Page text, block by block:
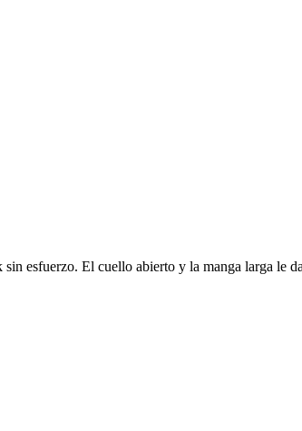
esfuerzo. El cuello abierto y la manga larga le